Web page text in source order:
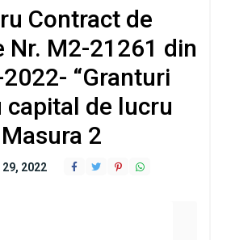
Contract de
Nr. M2-21261 din
“Granturi
capital de lucru
Masura 2
2022